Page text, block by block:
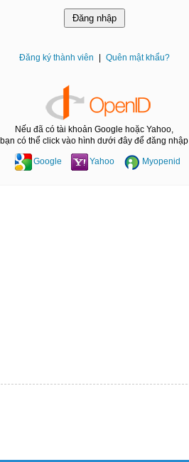
Đăng ký thành viên Quên mật khẩu?
Nếu đã có tài khoản Google hoặc Yahoo,
bạn có thể click vào hình dưới đây để đăng nhập
Google Yahoo Myopenid